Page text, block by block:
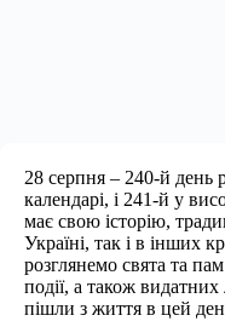
28 серпня – 240-й день
календарі, і 241-й у
має свою історію,
Україні, так і в інших
розглянемо свята та
події, а також
пішли з життя в цей